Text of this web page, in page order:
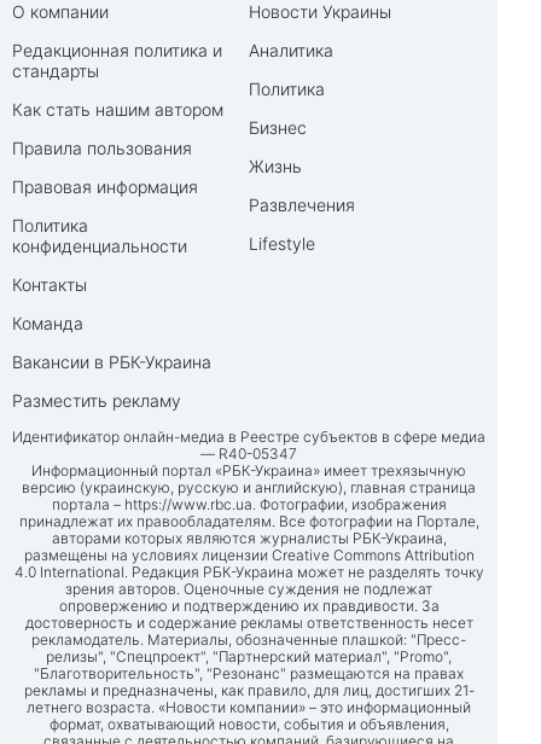
О компании
Редакционная политика и
стандарты
Как стать нашим автором
Правила пользования
Правовая информация
Политика
конфиденциальности
Контакты
Команда
Вакансии в РБК-Украина
Разместить рекламу
Новости Украины
Аналитика
Политика
Бизнес
Жизнь
Развлечения
Lifestyle
Идентификатор онлайн-медиа в Реестре субъектов в сфере медиа
— R40-05347
Информационный портал «РБК-Украина» имеет трехязычную
версию (украинскую, русскую и английскую), главная страница
портала – https://www.rbc.ua. Фотографии, изображения
принадлежат их правообладателям. Все фотографии на Портале,
авторами которых являются журналисты РБК-Украина,
размещены на условиях лицензии Creative Commons Attribution
4.0 International. Редакция РБК-Украина может не разделять точку
зрения авторов. Оценочные суждения не подлежат
опровержению и подтверждению их правдивости. За
достоверность и содержание рекламы ответственность несет
рекламодатель. Материалы, обозначенные плашкой: "Пресс-
релизы", "Спецпроект", "Партнерский материал", "Promo",
"Благотворительность", "Резонанс" размещаются на правах
рекламы и предназначены, как правило, для лиц, достигших 21-
летнего возраста. «Новости компании» – это информационный
формат, охватывающий новости, события и объявления,